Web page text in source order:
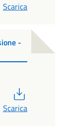
Scarica
-
Scarica